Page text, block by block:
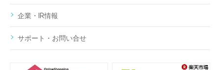
企業・IR情報
サポート・お問い合せ